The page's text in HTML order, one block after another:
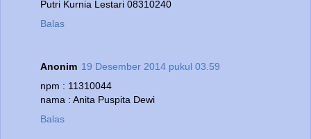
Putri Kurnia Lestari 08310240
Balas
Anonim 19 Desember 2014 pukul 03.59
npm : 11310044
nama : Anita Puspita Dewi
Balas